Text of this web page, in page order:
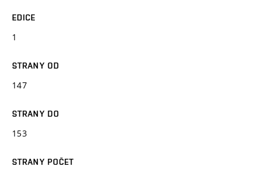
EDICE
1
STRANY OD
147
STRANY DO
153
STRANY POČET